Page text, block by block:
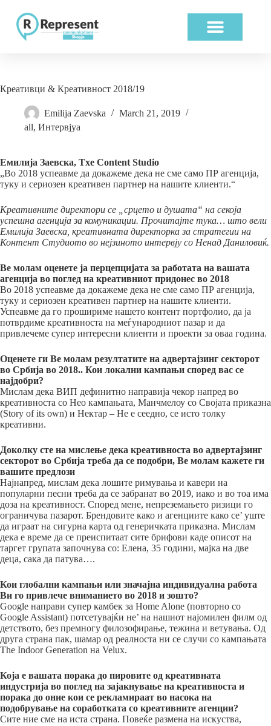
Креативци & Креативност 2018/19
Emilija Zaevska
March 21, 2019
all, Интервјуа
Емилија Заевска, Txe Content Studio
„Во 2018 успеавме да докажеме дека не сме само ПР агенција,
туку и сериозен креативен партнер на нашите клиенти.“
Креативните директори се „срцето и душата“ на секоја
успешна агенција за комуникации. Прочитајте тука… што вели
Емилија Заевска, креативната директорка за стратегии на
Контент Студиото во нејзиното интервју со Ненад Даниловиќ.
Ве молам оценете ја перцепцијата за работата на вашата
агенција во поглед на креативниот придонес во 2018
Во 2018 успеавме да докажеме дека не сме само ПР агенција,
туку и сериозен креативен партнер на нашите клиенти.
Успеавме да го прошириме нашето контент портфолио, да ја
потврдиме креативноста на меѓународниот пазар и да
привлечеме супер интересни клиенти и проекти за оваа година.
Оценете ги Ве молам резултатите на адвертајзинг секторот
во Србија во 2018.. Кои локални кампањи според вас се
најдобри?
Мислам дека ВИП дефинитно направија чекор напред во
креативноста со Нео кампањата, Манчмелоу со Својата приказна
(Story of its own) и Нектар – Не е сеедно, се исто толку
креативни.
Доколку сте на мислење дека креативноста во адвертајзинг
секторот во Србија треба да се подобри, Ве молам кажете ги
вашите предлози
Најнапред, мислам дека лошите римувања и кавери на
популарни песни треба да се забранат во 2019, иако и во тоа има
доза на креативност. Според мене, непреземањето ризици го
ограничува пазарот. Брендовите како и агенциите како се’ уште
да играат на сигурна карта од генеричката приказна. Мислам
дека е време да се преиспитаат сите брифови каде описот на
таргет групата започнува со: Елена, 35 години, мајка на две
деца, сака да патува….
Кои глобални кампањи или значајна индивидуална работа
Ви го привлече вниманието во 2018 и зошто?
Google направи супер камбек за Home Alone (повторно со
Google Assistant) потсетувајќи не’ на нашиот најомилен филм од
детството, без премногу филозофирање, тежина и ветувања. Од
друга страна пак, шамар од реалноста ни се случи со кампањата
The Indoor Generation на Velux.
Која е вашата порака до пировите од креативната
индустрија во поглед на зајакнување на креативноста и
порака до оние кои се рекламираат во насока на
подобрување на соработката со креативните агенции?
Сите ние сме на иста страна. Повеќе размена на искуства,